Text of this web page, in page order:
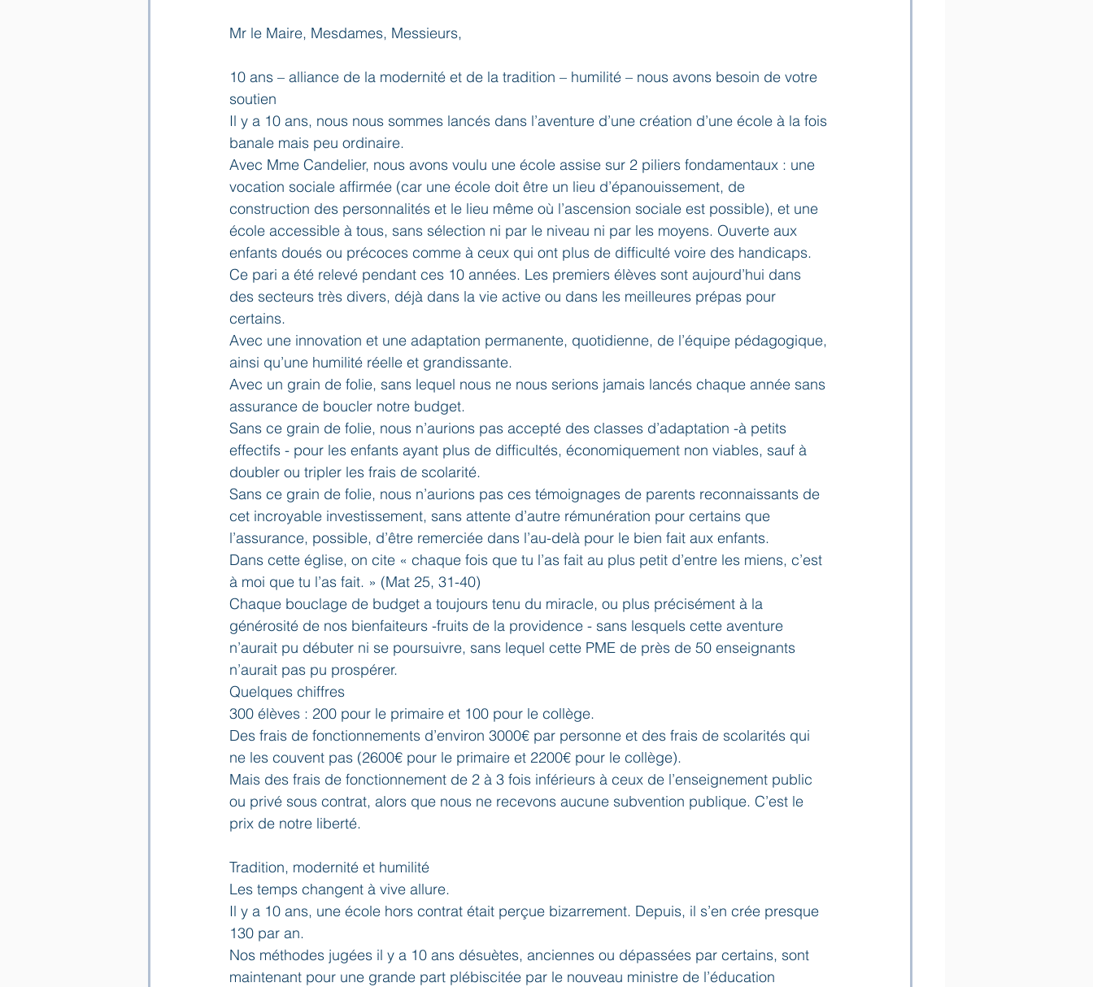
Mr le Maire, Mesdames, Messieurs,
10 ans – alliance de la modernité et de la tradition – humilité – nous avons besoin de votre
soutien
Il y a 10 ans, nous nous sommes lancés dans l’aventure d’une création d’une école à la fois
banale mais peu ordinaire.
Avec Mme Candelier, nous avons voulu une école assise sur 2 piliers fondamentaux : une
vocation sociale affirmée (car une école doit être un lieu d’épanouissement, de
construction des personnalités et le lieu même où l’ascension sociale est possible), et une
école accessible à tous, sans sélection ni par le niveau ni par les moyens. Ouverte aux
enfants doués ou précoces comme à ceux qui ont plus de difficulté voire des handicaps.
Ce pari a été relevé pendant ces 10 années. Les premiers élèves sont aujourd’hui dans
des secteurs très divers, déjà dans la vie active ou dans les meilleures prépas pour
certains.
Avec une innovation et une adaptation permanente, quotidienne, de l’équipe pédagogique,
ainsi qu’une humilité réelle et grandissante.
Avec un grain de folie, sans lequel nous ne nous serions jamais lancés chaque année sans
assurance de boucler notre budget.
Sans ce grain de folie, nous n’aurions pas accepté des classes d’adaptation -à petits
effectifs - pour les enfants ayant plus de difficultés, économiquement non viables, sauf à
doubler ou tripler les frais de scolarité.
Sans ce grain de folie, nous n’aurions pas ces témoignages de parents reconnaissants de
cet incroyable investissement, sans attente d’autre rémunération pour certains que
l’assurance, possible, d’être remerciée dans l’au-delà pour le bien fait aux enfants.
Dans cette église, on cite « chaque fois que tu l’as fait au plus petit d’entre les miens, c’est
à moi que tu l’as fait. » (Mat 25, 31-40)
Chaque bouclage de budget a toujours tenu du miracle, ou plus précisément à la
générosité de nos bienfaiteurs -fruits de la providence - sans lesquels cette aventure
n’aurait pu débuter ni se poursuivre, sans lequel cette PME de près de 50 enseignants
n’aurait pas pu prospérer.
Quelques chiffres
300 élèves : 200 pour le primaire et 100 pour le collège.
Des frais de fonctionnements d’environ 3000€ par personne et des frais de scolarités qui
ne les couvent pas (2600€ pour le primaire et 2200€ pour le collège).
Mais des frais de fonctionnement de 2 à 3 fois inférieurs à ceux de l’enseignement public
ou privé sous contrat, alors que nous ne recevons aucune subvention publique. C’est le
prix de notre liberté.
Tradition, modernité et humilité
Les temps changent à vive allure.
Il y a 10 ans, une école hors contrat était perçue bizarrement. Depuis, il s’en crée presque
130 par an.
Nos méthodes jugées il y a 10 ans désuètes, anciennes ou dépassées par certains, sont
maintenant pour une grande part plébiscitée par le nouveau ministre de l’éducation